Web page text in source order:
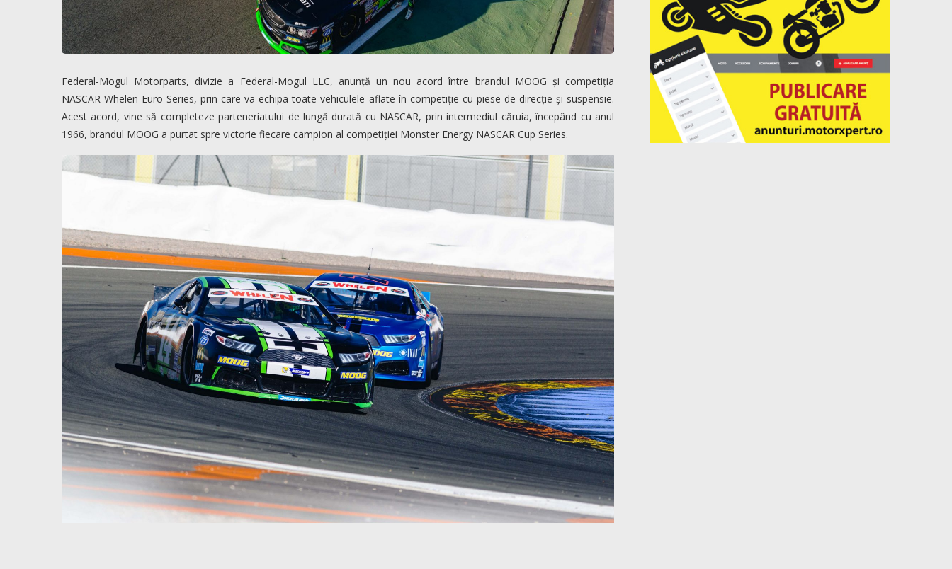
Federal-Mogul Motorparts, divizie a Federal-Mogul LLC, anunță un nou acord între brandul MOOG și competiția
NASCAR Whelen Euro Series, prin care va echipa toate vehiculele aflate în competiție cu piese de direcție și suspensie.
Acest acord, vine să completeze parteneriatului de lungă durată cu NASCAR, prin intermediul căruia, începând cu anul
1966, brandul MOOG a purtat spre victorie fiecare campion al competiției Monster Energy NASCAR Cup Series.